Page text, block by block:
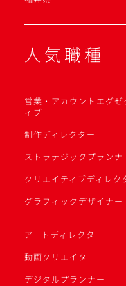
人気職種
営業・アカウントエグゼ
ィブ
制作ディレクター
ストラテジックプランナ
クリエイティブディレク
グラフィックデザイナー
アートディレクター
動画クリエイター
デジタルプランナー